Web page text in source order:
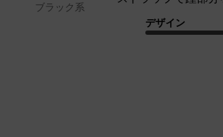
ブラック系
デザイン